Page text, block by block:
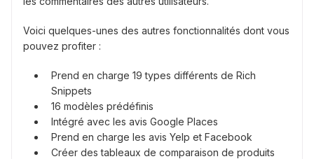
Voici quelques-unes des autres fonctionnalités dont vous
pouvez profiter :
Prend en charge 19 types différents de Rich
Snippets
16 modèles prédéfinis
Intégré avec les avis Google Places
Prend en charge les avis Yelp et Facebook
Créer des tableaux de comparaison de produits